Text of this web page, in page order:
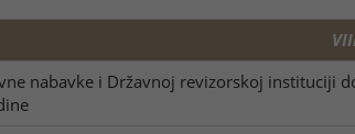
nabavke i Državnoj revizorskoj instituciji